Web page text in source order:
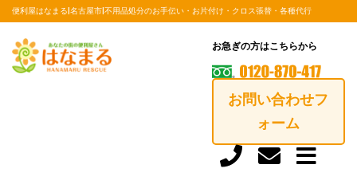
便利屋はなまる|名古屋市|不用品処分のお手伝い・お片付け・クロス張替・各種代行
お急ぎの方はこちらから
お問い合わせフ
ォーム
居酒屋さんの、換気扇を交換しました。（新型コロナウィルス対策の一